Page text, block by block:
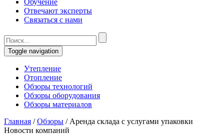
Обучение
Отвечают эксперты
Связаться с нами
Toggle navigation
Утепление
Отопление
Обзоры технологий
Обзоры оборудования
Обзоры материалов
Главная /Обзоры / Аренда склада с услугами упаковки
Новости компаний